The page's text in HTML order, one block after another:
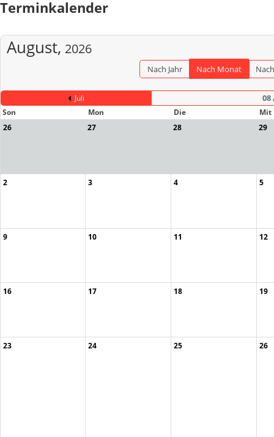
Terminkalender
August, 2026
Nach Jahr Nach Monat
Juli 08
Son Mon Die
Mit
26
27 28 29
2 3 4 5
9 10 11 12
16 17 18 19
23 24 25 26